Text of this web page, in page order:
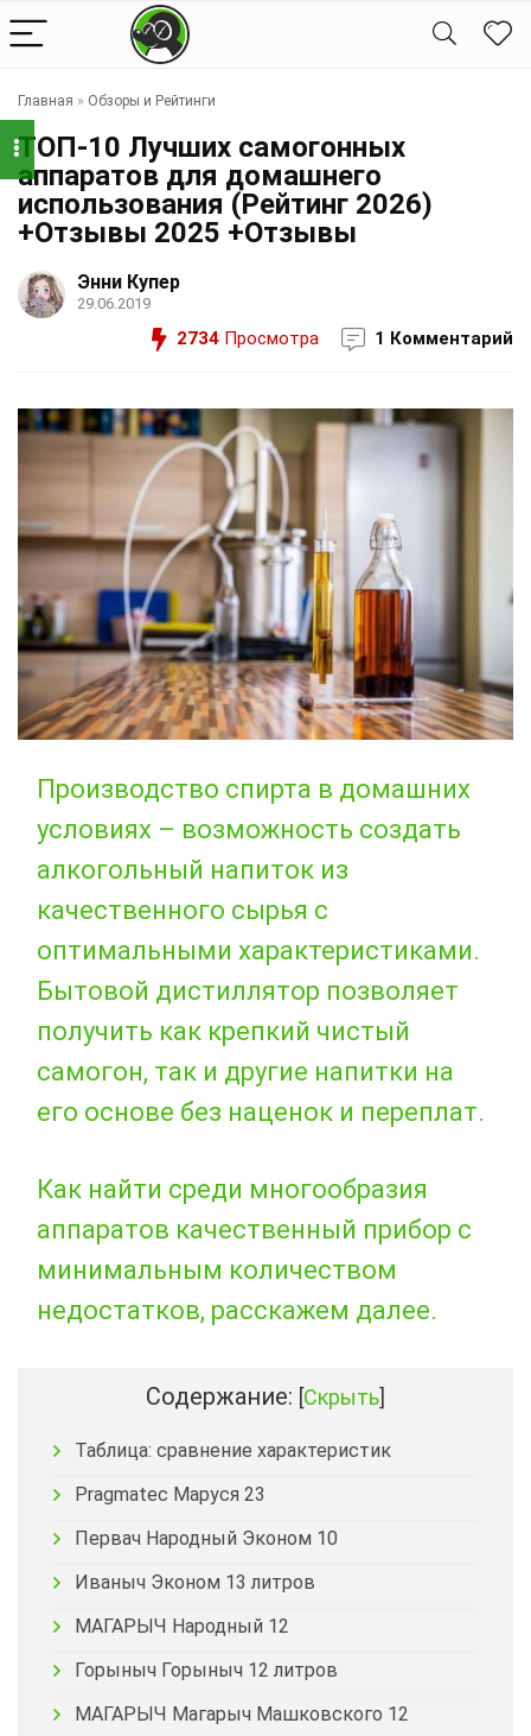
Главная » Обзоры и Рейтинги
ТОП-10 Лучших самогонных
аппаратов для домашнего
использования (Рейтинг 2026)
+Отзывы 2025 +Отзывы
Энни Купер
29.06.2019
2734 Просмотра 1 Комментарий
Производство спирта в домашних
условиях – возможность создать
алкогольный напиток из
качественного сырья с
оптимальными характеристиками.
Бытовой дистиллятор позволяет
получить как крепкий чистый
самогон, так и другие напитки на
его основе без наценок и переплат.
Как найти среди многообразия
аппаратов качественный прибор с
минимальным количеством
недостатков, расскажем далее.
Содержание: [Скрыть]
Таблица: сравнение характеристик
Pragmatec Маруся 23
Первач Народный Эконом 10
Иваныч Эконом 13 литров
МАГАРЫЧ Народный 12
Горыныч Горыныч 12 литров
МАГАРЫЧ Магарыч Машковского 12